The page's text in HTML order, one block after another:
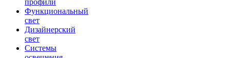
профили
Функциональный
свет
Дизайнерский
свет
Системы